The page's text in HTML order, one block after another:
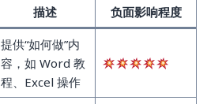
描述 负面影响程度
提供“如何做”内
容，如 Word 教
程、Excel 操作